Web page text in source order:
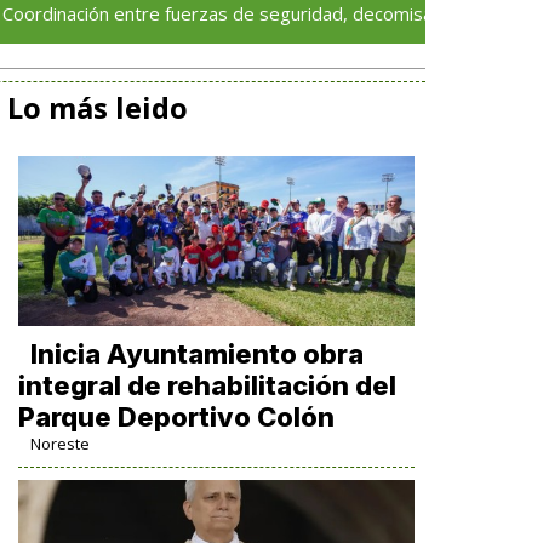
entre fuerzas de seguridad, decomisa más de 120 dosis
Lo más leido
Inicia Ayuntamiento obra
integral de rehabilitación del
Parque Deportivo Colón
Noreste